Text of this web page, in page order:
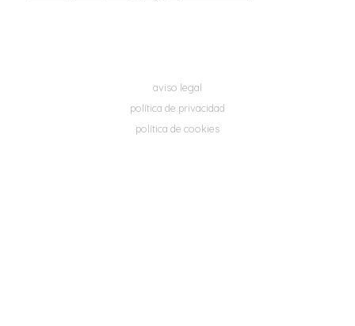
aviso legal
política de privacidad
política de cookies